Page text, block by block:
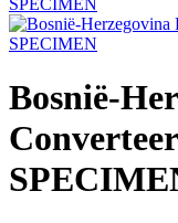
Bosnië-